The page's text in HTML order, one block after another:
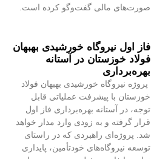
صورت‌های مالی گفت‌وگو کرده است.
فاز اول نیروگاه خورشیدی بهبهان
فولاد خوزستان در آستانه
بهره‌برداری
پروژه نیروگاه خورشیدی بهبهان فولاد
خوزستان با پیشرفت عملیاتی قابل‌
توجه، در آستانه بهره‌برداری فاز اول
قرار گرفته و به‌ زودی وارد مدار خواهد
شد. پروژه‌ای راهبردی که در راستای
توسعه نیروگاه‌های خودتأمین، پایداری